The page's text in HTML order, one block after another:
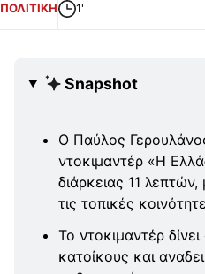
ΠΟΛΙΤΙΚΗ 1'
Snapshot
Ο Παύλος
ντοκιμαντέρ «Η
διάρκειας 11
τις τοπικές
Το ντοκιμαντέρ
κατοίκους και